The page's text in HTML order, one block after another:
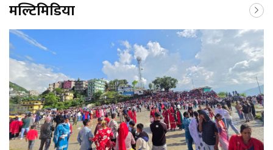
मल्टिमिडिया